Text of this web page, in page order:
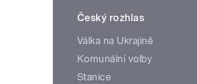
Český rozhlas
Válka na Ukrajině
Komunální volby
Stanice